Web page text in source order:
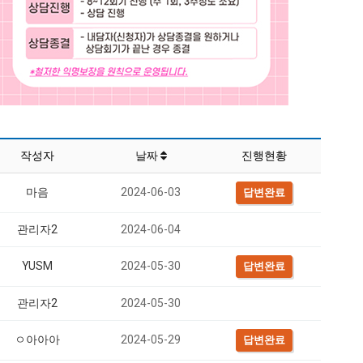
작성자 날짜 진행현황
마음 2024-06-03 답변완료
관리자2 2024-06-04
YUSM 2024-05-30 답변완료
관리자2 2024-05-30
ㅇ아아아 2024-05-29 답변완료